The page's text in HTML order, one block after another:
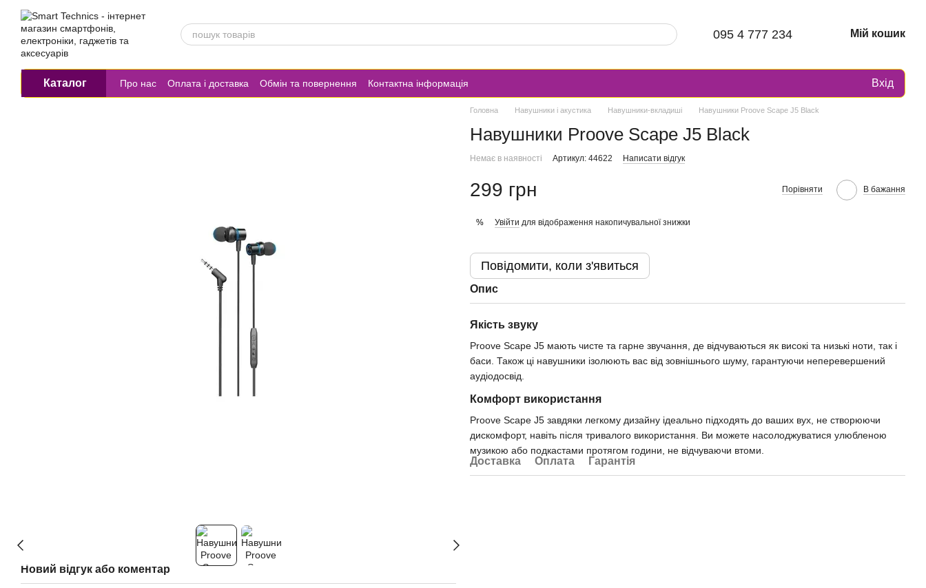
Перейти до основного контенту
095 4 777 234 Мій кошик
Каталог Про нас Оплата і доставка Обмін та повернення Контактна інформація Вхід
Новий відгук або коментар
Головна Навушники і акустика Навушники-вкладиші Навушники Proove Scape J5 Black
Навушники Proove Scape J5 Black
Немає в наявності Артикул: 44622 Написати відгук
299 грн Порівняти В бажання
% Увійти для відображення накопичувальної знижки
Повідомити, коли з'явиться
Опис
Якість звуку
Proove Scape J5 мають чисте та гарне звучання, де відчуваються як високі та низькі ноти, так і
баси. Також ці навушники ізолюють вас від зовнішнього шуму, гарантуючи неперевершений
аудіодосвід.
Комфорт використання
Proove Scape J5 завдяки легкому дизайну ідеально підходять до ваших вух, не створюючи
дискомфорт, навіть після тривалого використання. Ви можете насолоджуватися улюбленою
музикою або подкастами протягом години, не відчуваючи втоми.
Доставка Оплата Гарантія